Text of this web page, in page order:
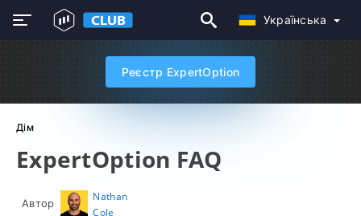
Українська
Реєстр ExpertOption
Дім
ExpertOption FAQ
Автор
Nathan
Cole